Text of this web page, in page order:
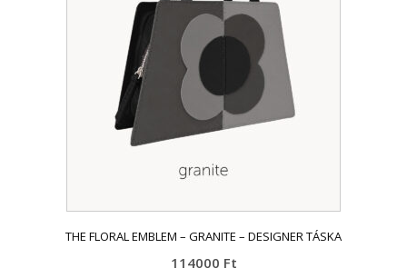
termékoldalon
választhatók
THE FLORAL EMBLEM – GRANITE – DESIGNER TÁSKA
114000 Ft